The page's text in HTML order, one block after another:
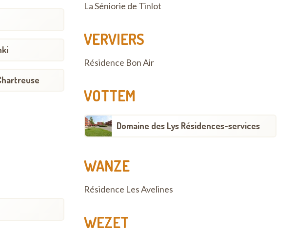
La Séniorie de Tinlot
VERVIERS
Résidence Bon Air
VOTTEM
Domaine des Lys Résidences-services
WANZE
Résidence Les Avelines
WEZET